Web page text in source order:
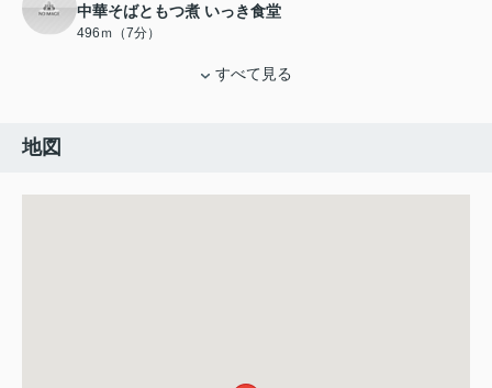
中華そばともつ煮 いっき食堂
496ｍ（7分）
すべて見る
地図